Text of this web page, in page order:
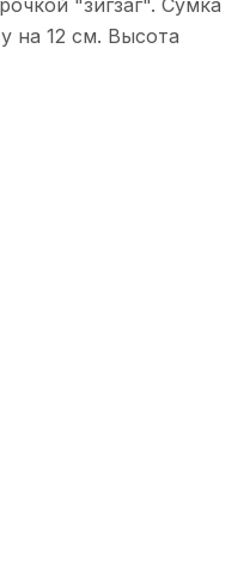
"зигзаг". Сумка
на 12 см. Высота